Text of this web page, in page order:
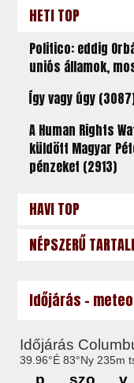
HETI TOP
Politico: eddig
uniós államok,
Így vagy úgy
A Human Rights
küldött Magyar
pénzeket (2913)
HAVI TOP
NÉPSZERŰ
Időjárás -